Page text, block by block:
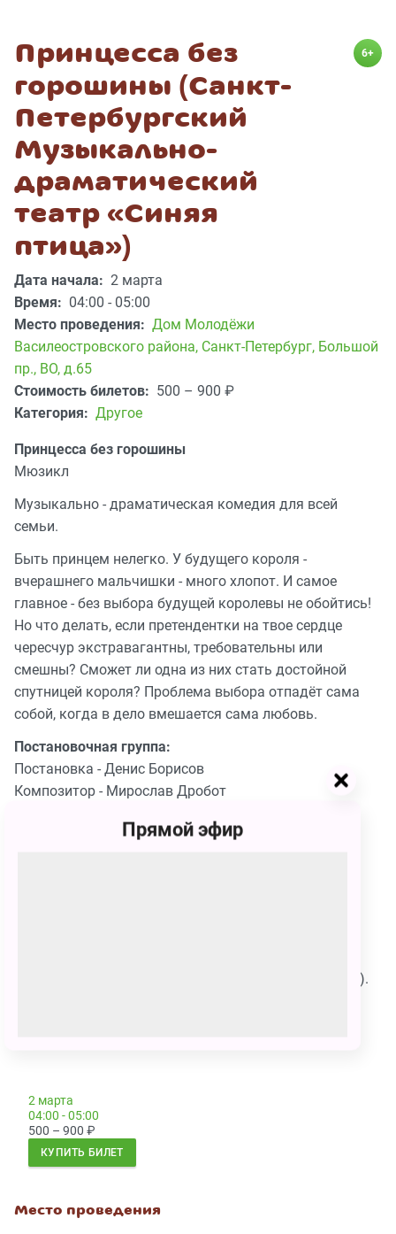
Принцесса без
горошины (Санкт-
Петербургский
Музыкально-
драматический
театр «Синяя
птица»)
6+
Дата начала: 2 марта
Время: 04:00 - 05:00
Место проведения: Дом Молодёжи
Василеостровского района, Санкт-Петербург, Большой
пр., ВО, д.65
Стоимость билетов: 500 – 900 ₽
Категория: Другое
Принцесса без горошины
Мюзикл
Музыкально - драматическая комедия для всей
семьи.
Быть принцем нелегко. У будущего короля -
вчерашнего мальчишки - много хлопот. И самое
главное - без выбора будущей королевы не обойтись!
Но что делать, если претендентки на твое сердце
чересчур экстравагантны, требовательны или
смешны? Сможет ли одна из них стать достойной
спутницей короля? Проблема выбора отпадёт сама
собой, когда в дело вмешается сама любовь.
Постановочная группа:
Постановка - Денис Борисов
Композитор - Мирослав Дробот
Режиссер –постановщик - Денис Борисов
1 час (без антракта).
2 марта
04:00 - 05:00
500 – 900 ₽
КУПИТЬ БИЛЕТ
Место проведения
Прямой эфир